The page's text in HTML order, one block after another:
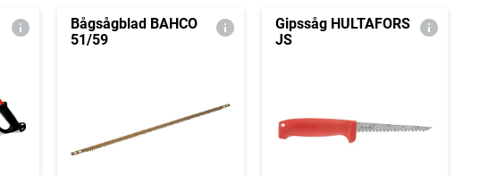
Bågsågblad BAHCO
51/59
Gipssåg HULTAFORS
JS